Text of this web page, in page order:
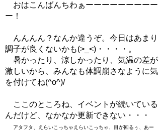
おはこんばんちわぁーーーーーーーーー
ー！
んんんん？なんか違うぞ。今日はあまり
調子が良くないかも(>_<)・・・・。
暑かったり、涼しかったり、気温の差が
激しいから、みんなも体調崩さなように気
を付けてね(^o^)/
ここのところね、イベントが続いている
んだけど、なかなか更新できない・・・
アタフタ、えらいこっちゃえらいこっちゃ、目が回るぅ、あー